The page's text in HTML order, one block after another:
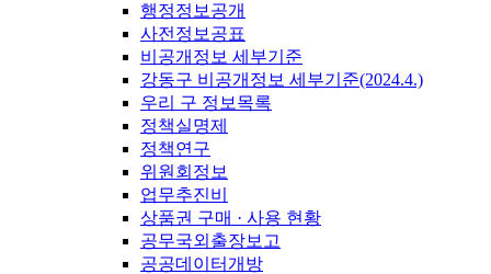
행정정보공개
사전정보공표
비공개정보 세부기준
강동구 비공개정보 세부기준(2024.4.)
우리 구 정보목록
정책실명제
정책연구
위원회정보
업무추진비
상품권 구매 · 사용 현황
공무국외출장보고
공공데이터개방